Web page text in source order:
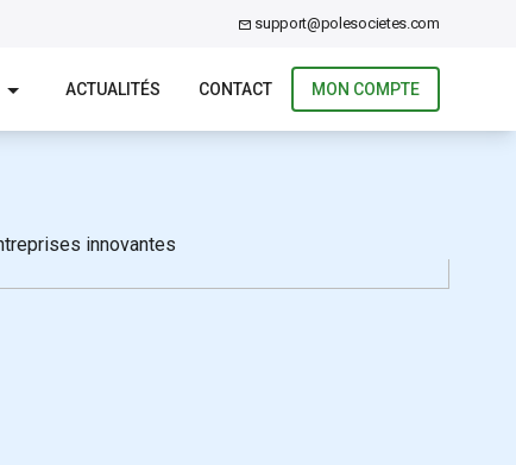
support@polesocietes.com
ACTUALITÉS CONTACT MON COMPTE